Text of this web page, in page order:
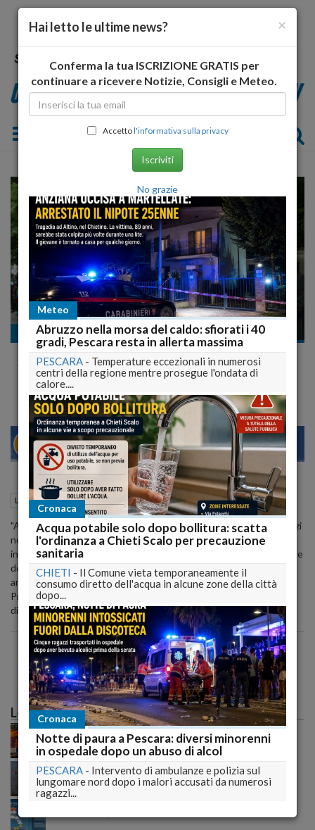
Toggle navigation
Le sentenze
Grandi Rischi Indietro i Soldi, Gabrielli Stizzito su
Valentini: "Non insegni diritto ad Avvocatura"
MILANO 22 27
Le sentenze L'Aquila (AQ) 29 Marzo 2015 07:46
"Avendo letto le dichiarazioni dell'avvocato Valentini - sui cui giudizi
non mi esprimo - preciso che, ovviamente, ogni azione è stata
intrapresa sulla base del conforme parere dell'Avvocatura Generale
dello Stato, alla quale dubito si possano insegnare le
argomentazioni giuridiche". Così il Capo del Dipartimento della
Protezione civile,
di alcune parti civili.
Le più lette
Caldo record sull'Italia: il peggio deve ancora
arrivare, poi una possibile svolta meteo
Incendio tra Lucoli e Roio, massima allerta: continua
il monitoraggio senza sosta delle autorità
×
Hai letto le ultime news?
Conferma la tua ISCRIZIONE GRATIS per
continuare a ricevere Notizie, Consigli e Meteo.
Accettol'informativa sulla privacy
Iscriviti
No grazie
Meteo
Abruzzo nella morsa del caldo: sfiorati i 40
gradi, Pescara resta in allerta massima
PESCARA - Temperature eccezionali in numerosi
centri della regione mentre prosegue l'ondata di
calore....
Cronaca
Acqua potabile solo dopo bollitura: scatta
l'ordinanza a Chieti Scalo per precauzione
sanitaria
CHIETI - Il Comune vieta temporaneamente il
consumo diretto dell'acqua in alcune zone della città
dopo...
Cronaca
Notte di paura a Pescara: diversi minorenni
in ospedale dopo un abuso di alcol
PESCARA - Intervento di ambulanze e polizia sul
lungomare nord dopo i malori accusati da numerosi
ragazzi...